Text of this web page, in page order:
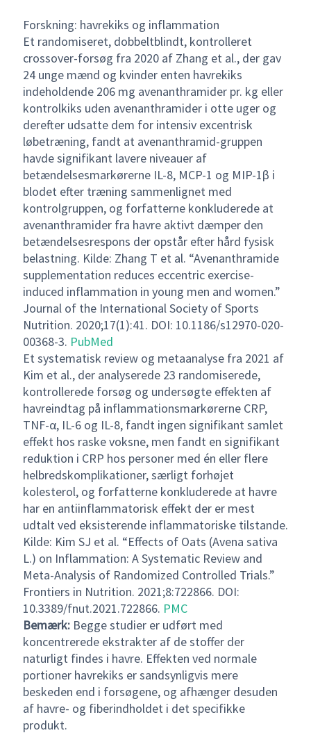
Forskning: havrekiks og inflammation
Et randomiseret, dobbeltblindt, kontrolleret
crossover-forsøg fra 2020 af Zhang et al., der gav
24 unge mænd og kvinder enten havrekiks
indeholdende 206 mg avenanthramider pr. kg eller
kontrolkiks uden avenanthramider i otte uger og
derefter udsatte dem for intensiv excentrisk
løbetræning, fandt at avenanthramid-gruppen
havde signifikant lavere niveauer af
betændelsesmarkørerne IL-8, MCP-1 og MIP-1β i
blodet efter træning sammenlignet med
kontrolgruppen, og forfatterne konkluderede at
avenanthramider fra havre aktivt dæmper den
betændelsesrespons der opstår efter hård fysisk
belastning. Kilde: Zhang T et al. “Avenanthramide
supplementation reduces eccentric exercise-
induced inflammation in young men and women.”
Journal of the International Society of Sports
Nutrition. 2020;17(1):41. DOI: 10.1186/s12970-020-
00368-3. PubMed
Et systematisk review og metaanalyse fra 2021 af
Kim et al., der analyserede 23 randomiserede,
kontrollerede forsøg og undersøgte effekten af
havreindtag på inflammationsmarkørerne CRP,
TNF-α, IL-6 og IL-8, fandt ingen signifikant samlet
effekt hos raske voksne, men fandt en signifikant
reduktion i CRP hos personer med én eller flere
helbredskomplikationer, særligt forhøjet
kolesterol, og forfatterne konkluderede at havre
har en antiinflammatorisk effekt der er mest
udtalt ved eksisterende inflammatoriske tilstande.
Kilde: Kim SJ et al. “Effects of Oats (Avena sativa
L.) on Inflammation: A Systematic Review and
Meta-Analysis of Randomized Controlled Trials.”
Frontiers in Nutrition. 2021;8:722866. DOI:
10.3389/fnut.2021.722866. PMC
Bemærk:Begge studier er udført med
koncentrerede ekstrakter af de stoffer der
naturligt findes i havre. Effekten ved normale
portioner havrekiks er sandsynligvis mere
beskeden end i forsøgene, og afhænger desuden
af havre- og fiberindholdet i det specifikke
produkt.